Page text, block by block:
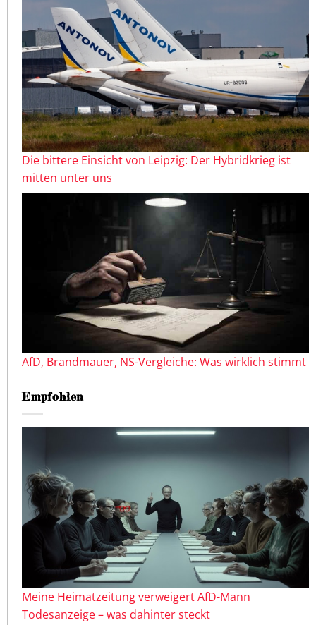
Die bittere Einsicht von Leipzig: Der Hybridkrieg ist
mitten unter uns
AfD, Brandmauer, NS-Vergleiche: Was wirklich stimmt
Empfohlen
Meine Heimatzeitung verweigert AfD-Mann
Todesanzeige – was dahinter steckt